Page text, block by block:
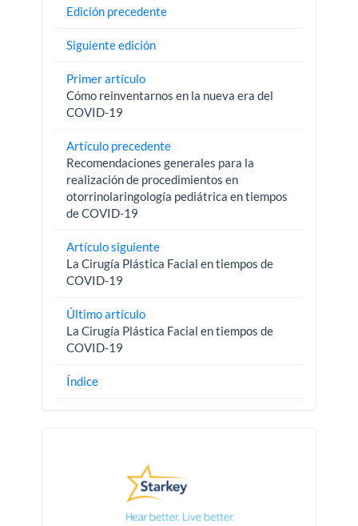
Edición precedente
Siguiente edición
Primer artículo
Cómo reinventarnos en la nueva era del
COVID-19
Artículo precedente
Recomendaciones generales para la
realización de procedimientos en
otorrinolaringología pediátrica en tiempos
de COVID-19
Artículo siguiente
La Cirugía Plástica Facial en tiempos de
COVID-19
Último artículo
La Cirugía Plástica Facial en tiempos de
COVID-19
Índice